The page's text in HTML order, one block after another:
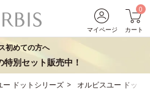
マイページ
0
カート
初めての方へ
別セット販売中！
ー ドットシリーズ オルビスユー ドット